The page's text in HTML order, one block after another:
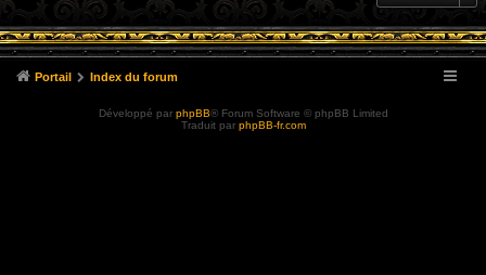
Portail Index du forum
Développé par phpBB® Forum Software © phpBB Limited
Traduit par phpBB-fr.com